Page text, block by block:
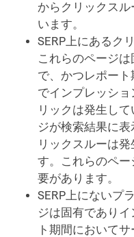
からクリックス
います。
SERP上にあるク
これらのページ
で、かつレポー
でインプレッシ
リックは発生し
ジが検索結果に
リックスルーは
す。これらのペ
要があります。
SERP上にないプ
ジは固有であり
ト期間において